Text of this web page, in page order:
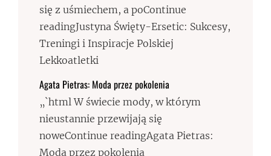
się z uśmiechem, a poContinue
readingJustyna Święty-Ersetic: Sukcesy,
Treningi i Inspiracje Polskiej
Lekkoatletki
Agata Pietras: Moda przez pokolenia
„`html W świecie mody, w którym
nieustannie przewijają się
noweContinue readingAgata Pietras:
Moda przez pokolenia